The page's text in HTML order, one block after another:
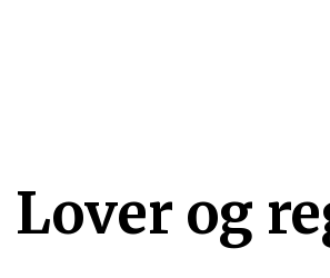
Lover og